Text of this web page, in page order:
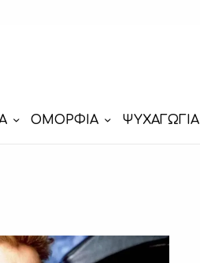
ΟΜΟΡΦΙΑ ΨΥΧΑΓΩΓΙΑ